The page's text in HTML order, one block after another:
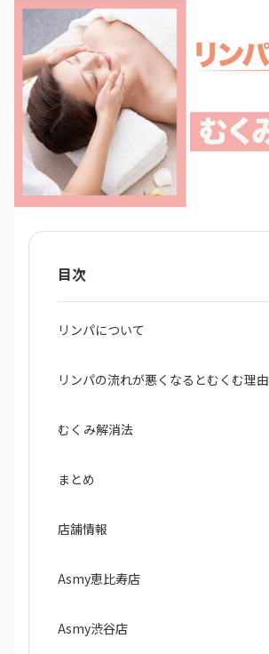
目次
リンパについて
リンパの流れが悪くなるとむくむ理由
むくみ解消法
まとめ
店舗情報
Asmy恵比寿店
Asmy渋谷店